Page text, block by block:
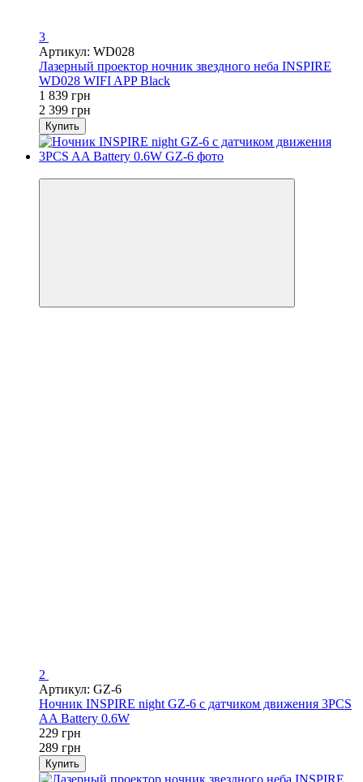
3
Артикул: WD028
Лазерный проектор ночник звездного неба INSPIRE
WD028 WIFI APP Black
1 839 грн
2 399 грн
Купить
2
Артикул: GZ-6
Ночник INSPIRE night GZ-6 с датчиком движения 3PCS
AA Battery 0.6W
229 грн
289 грн
Купить